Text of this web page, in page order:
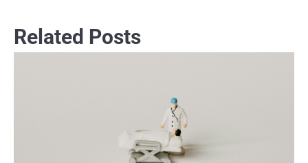
Related Posts